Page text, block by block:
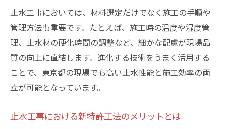
止水工事においては、材料選定だけでなく施工の手順や
管理方法も重要です。たとえば、施工時の温度や湿度管
理、止水材の硬化時間の調整など、細かな配慮が現場品
質の向上に直結します。進化する技術をうまく活用する
ことで、東京都の現場でも高い止水性能と施工効率の両
立が可能となっています。
止水工事における新特許工法のメリットとは